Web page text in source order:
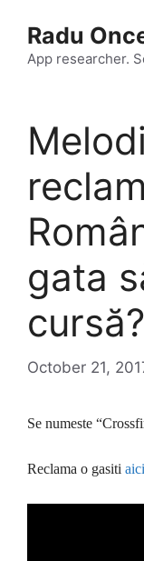
content
Radu
App researcher.
gata
October 21,
Se numeste
Reclama o gasiti aici